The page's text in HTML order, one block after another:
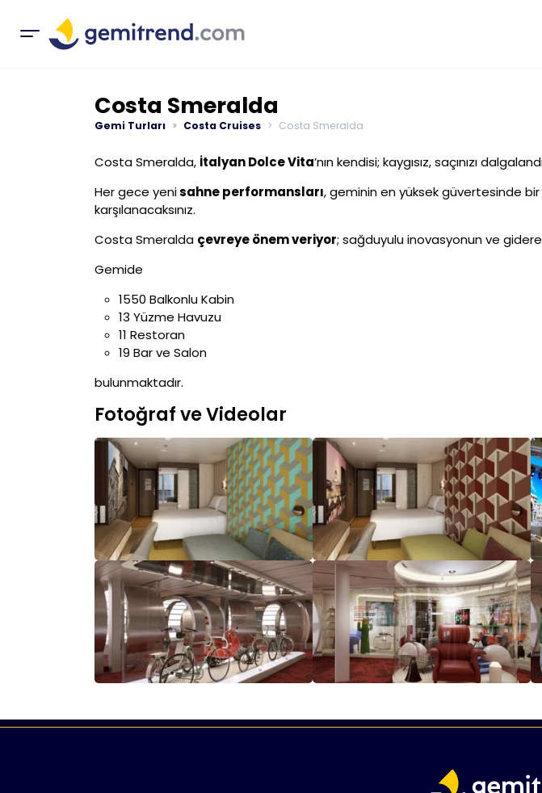
Costa Smeralda
Gemi Turları Costa Cruises Costa Smeralda
Costa Smeralda, İtalyan Dolce Vita’nın kendisi; kaygısız, saçınızı
Her gece yenisahne performansları, geminin en yüksek güvertesinde bir
karşılanacaksınız.
Costa Smeralda çevreye önem veriyor; sağduyulu inovasyonun ve
Gemide
1550 Balkonlu Kabin
13 Yüzme Havuzu
11 Restoran
19 Bar ve Salon
bulunmaktadır.
Fotoğraf ve Videolar